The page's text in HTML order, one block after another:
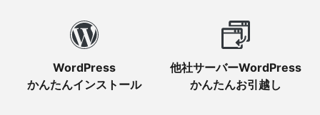
WordPress
かんたんインストール
他社サーバーWordPress
かんたんお引越し